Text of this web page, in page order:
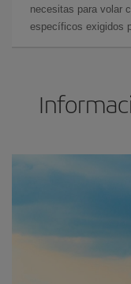
necesitas para volar
específicos exigidos